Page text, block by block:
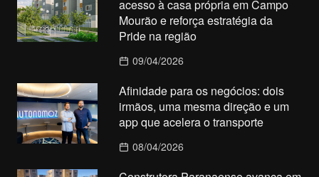
acesso à casa própria em Campo
Mourão e reforça estratégia da
Pride na região
09/04/2026
Afinidade para os negócios: dois
irmãos, uma mesma direção e um
app que acelera o transporte
08/04/2026